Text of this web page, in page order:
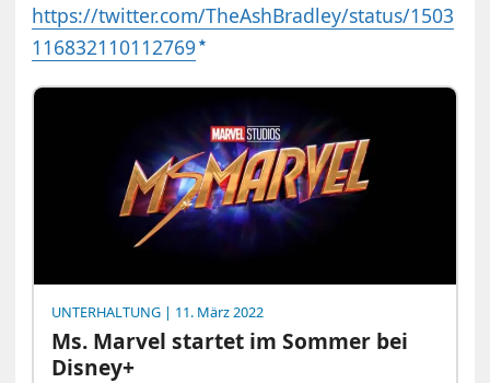
https://twitter.com/TheAshBradley/status/1503
116832110112769
UNTERHALTUNG | 11. März 2022
Ms. Marvel startet im Sommer bei
Disney+